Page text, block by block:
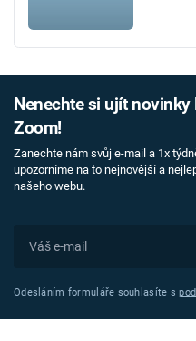
Nenechte si ujít novinky
Zoom!
Zanechte nám svůj e-mail a 1x
upozorníme na to nejnovější a
našeho webu.
Odesláním formuláře souhlasíte s